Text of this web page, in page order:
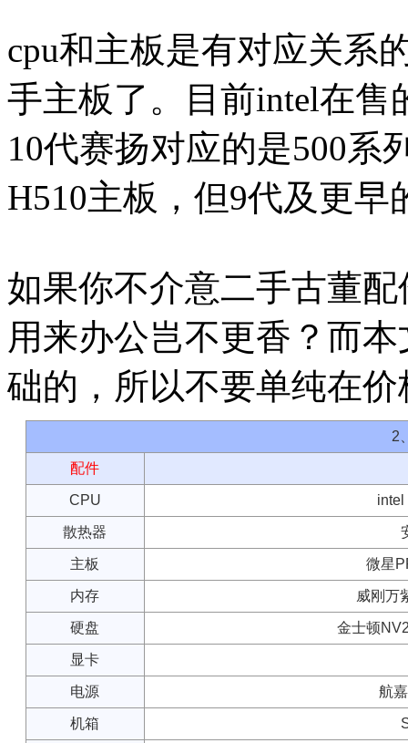
cpu和主板是有对应关系
手主板了。目前intel在售
10代赛扬对应的是500系
H510主板，但9代及更早
如果你不介意二手古董
用来办公岂不更香？而
础的，所以不要单纯在
2
配件
CPU intel
散热器
主板 微星
内存 威刚万
硬盘 金士顿
显卡
电源 航
机箱